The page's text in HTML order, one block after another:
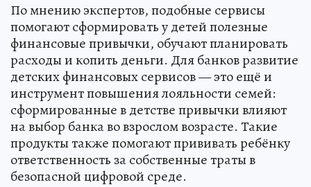
По мнению экспертов, подобные сервисы
помогают сформировать у детей полезные
финансовые привычки, обучают планировать
расходы и копить деньги. Для банков развитие
детских финансовых сервисов — это ещё и
инструмент повышения лояльности семей:
сформированные в детстве привычки влияют
на выбор банка во взрослом возрасте. Такие
продукты также помогают прививать ребёнку
ответственность за собственные траты в
безопасной цифровой среде.